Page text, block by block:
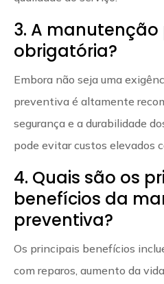
3. A
obrigatória?
Embora não seja uma
preventiva é altamente
segurança e a durabilidade
pode evitar custos elevados
4. Quais são os
benefícios da
preventiva?
Os principais benefícios
com reparos, aumento da